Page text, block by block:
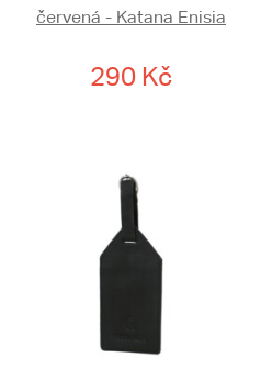
červená - Katana Enisia
290 Kč